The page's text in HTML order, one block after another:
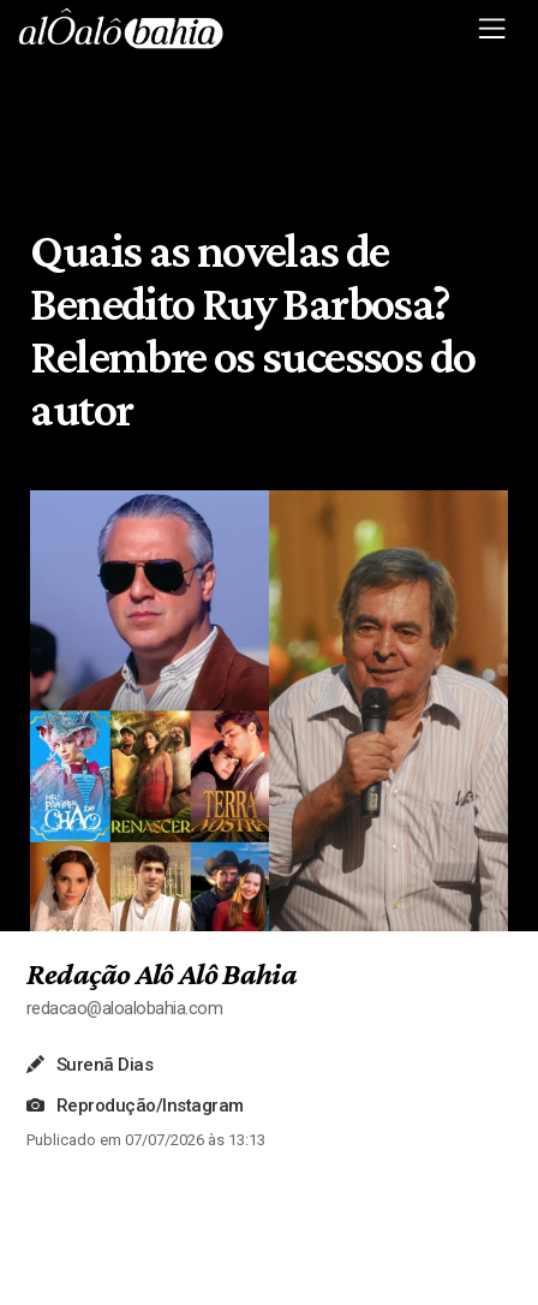
Quais as novelas de
Benedito Ruy Barbosa?
Relembre os sucessos do
autor
Redação Alô Alô Bahia
redacao@aloalobahia.com
Surenã Dias
Reprodução/Instagram
Publicado em 07/07/2026 às 13:13